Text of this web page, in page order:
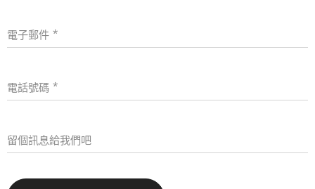
電子郵件
電話號碼
留個訊息給我們吧